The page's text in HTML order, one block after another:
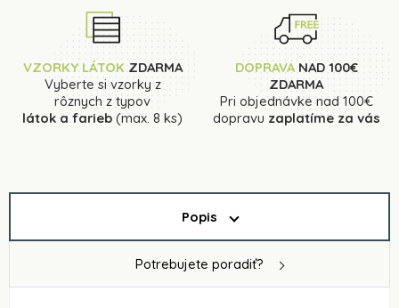
VZORKY LÁTOK ZDARMA
Vyberte si vzorky z
rôznych z typov
látok a farieb (max. 8 ks)
DOPRAVANAD 100€
ZDARMA
Pri objednávke nad 100€
dopravu zaplatíme za vás
Popis
Potrebujete poradiť?